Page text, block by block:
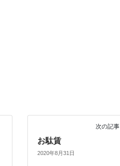
次の記事
お駄賃
2020年8月31日